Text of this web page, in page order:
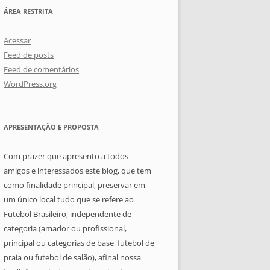
ÁREA RESTRITA
Acessar
Feed de posts
Feed de comentários
WordPress.org
APRESENTAÇÃO E PROPOSTA
Com prazer que apresento a todos
amigos e interessados este blog, que tem
como finalidade principal, preservar em
um único local tudo que se refere ao
Futebol Brasileiro, independente de
categoria (amador ou profissional,
principal ou categorias de base, futebol de
praia ou futebol de salão), afinal nossa